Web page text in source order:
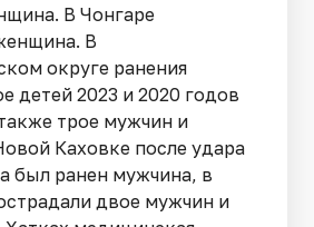
В Чонгаре
В
округе ранения
детей 2023 и 2020 годов
трое мужчин и
Каховке после удара
был ранен мужчина, в
двое мужчин и